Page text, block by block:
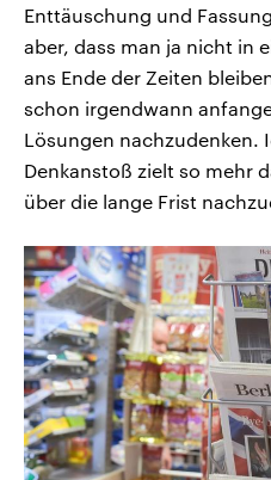
Enttäuschung und
aber, dass man ja nicht in
ans Ende der Zeiten
schon irgendwann
Lösungen nachzudenken.
Denkanstoß zielt so mehr
über die lange Frist